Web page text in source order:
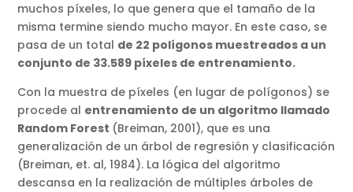
muchos píxeles, lo que genera que el tamaño de la
misma termine siendo mucho mayor. En este caso, se
pasa de un total de 22 polígonos muestreados a un
conjunto de 33.589 píxeles de entrenamiento.
Con la muestra de píxeles (en lugar de polígonos) se
procede al entrenamiento de un algoritmo llamado
Random Forest (Breiman, 2001), que es una
generalización de un árbol de regresión y clasificación
(Breiman, et. al, 1984). La lógica del algoritmo
descansa en la realización de múltiples árboles de